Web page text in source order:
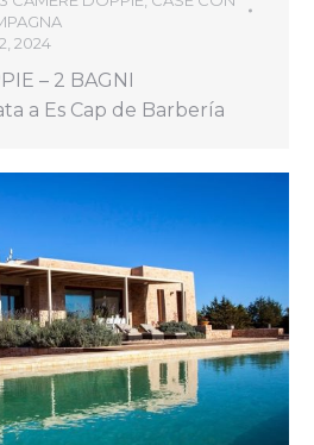
2024
– 2 BAGNI
a Es Cap de Barbería